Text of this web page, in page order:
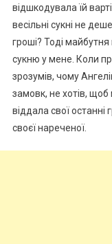
відшкодувала їй
весільні сукні не
гроші? Тоді
сукню у мене. Коли
зрозумів, чому
замовк, не хотів,
віддала свої останні
своєї нареченої.